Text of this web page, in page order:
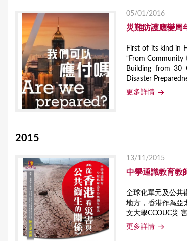
05/01/2016
災難防護應變周
First of its kind in
“From Community
Building from 30
Disaster
更多詳情
2015
13/11/2015
中學通識教育教
全球化單元及公共
地方，香港作為亞
文大學CCOUC災
更多詳情